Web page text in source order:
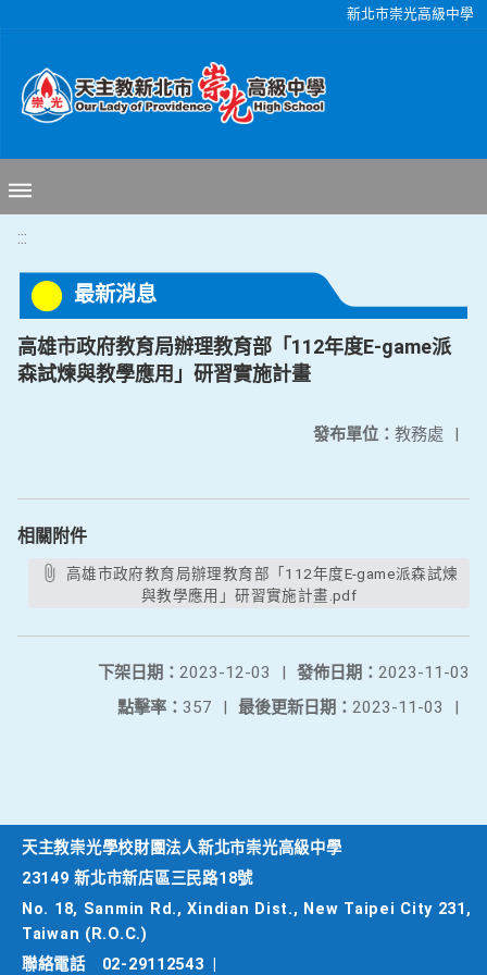
新北市崇光高級中學
:::
最新消息
高雄市政府教育局辦理教育部「112年度E-game派
森試煉與教學應用」研習實施計畫
發布單位： 教務處 |
相關附件
與教學應用」研習實施計畫.pdf
發佈日期： 2023-11-03
下架日期： 2023-12-03
|
最後更新日期： 2023-11-03 |
點擊率： 357 |
天主教崇光學校財團法人新北市崇光高級中學
23149 新北市新店區三民路18號
No. 18, Sanmin Rd., Xindian Dist., New Taipei City 231,
Taiwan (R.O.C.)
聯絡電話
02-29112543